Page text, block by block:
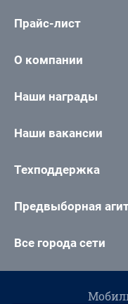
Прайс-лист
О компании
Наши награды
Наши вакансии
Техподдержка
Предвыборная
Все города сети